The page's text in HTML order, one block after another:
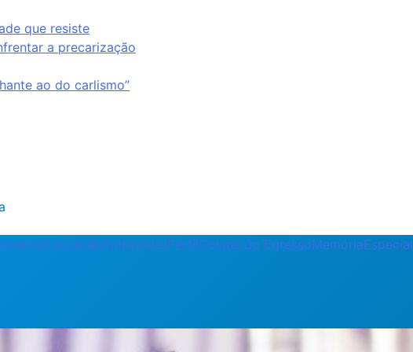
que resiste
a precarização
ao do carlismo”
EducaçãoEntrevista/PerfilColuna do EgressoMemóriaEspecial